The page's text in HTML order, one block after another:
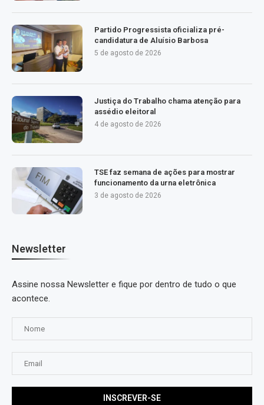
Partido Progressista oficializa pré-
candidatura de Aluísio Barbosa
5 de agosto de 2026
Justiça do Trabalho chama atenção para
assédio eleitoral
4 de agosto de 2026
TSE faz semana de ações para mostrar
funcionamento da urna eletrônica
3 de agosto de 2026
Newsletter
Assine nossa Newsletter e fique por dentro de tudo o que
acontece.